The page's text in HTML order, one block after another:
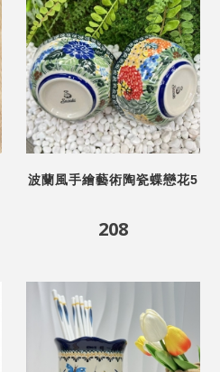
波蘭風手繪藝術陶瓷蝶戀花5
208